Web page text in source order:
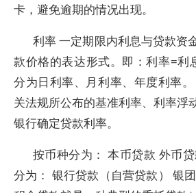
卡，避免逾期的情况出现。
利率 一定期限内利息与贷款资
款价格的表达形式。即：利率=利
分为日利率、月利率、年度利率
关法规所公布的基准利率、利率浮
银行确定贷款利率。
按币种分为： 本币贷款 外币
分为： 银行贷款（自营贷款） 银